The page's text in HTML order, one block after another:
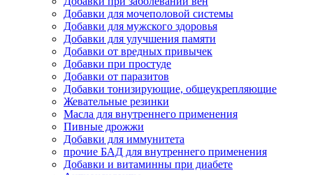
Добавки для мочеполовой системы
Добавки для мужского здоровья
Добавки для улучшения памяти
Добавки от вредных привычек
Добавки при простуде
Добавки от паразитов
Добавки тонизирующие, общеукрепляющие
Жевательные резинки
Масла для внутреннего применения
Пивные дрожжи
Добавки для иммунитета
прочие БАД для внутреннего применения
Добавки и витаминны при диабете